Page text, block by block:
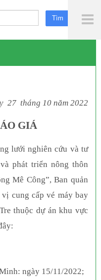
27 tháng 10 năm 2022
GIÁ
lưới nghiên cứu và tư
phát triển nông thôn
Mê Công”, Ban quản
cung cấp vé máy bay
thuộc dự án khu vực
ngày 15/11/2022;